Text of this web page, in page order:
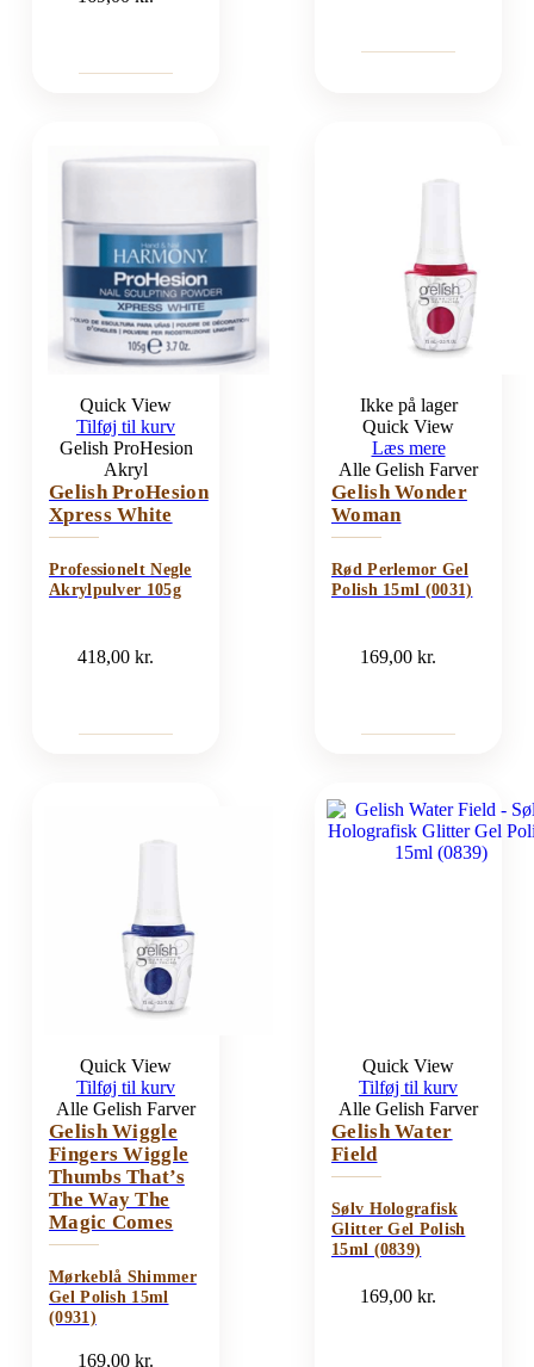
Quick View
Tilføj til kurv
Gelish ProHesion
Akryl
Gelish ProHesion
Xpress White
Professionelt Negle
Akrylpulver 105g
418,00kr.
Ikke på lager
Quick View
Læs mere
Alle Gelish Farver
Gelish Wonder
Woman
Rød Perlemor Gel
Polish 15ml (0031)
169,00kr.
Quick View
Tilføj til kurv
Alle Gelish Farver
Gelish Wiggle
Fingers Wiggle
Thumbs That’s
The Way The
Magic Comes
Mørkeblå Shimmer
Gel Polish 15ml
(0931)
169,00kr.
Quick View
Tilføj til kurv
Alle Gelish Farver
Gelish Water
Field
Sølv Holografisk
Glitter Gel Polish
15ml (0839)
169,00kr.